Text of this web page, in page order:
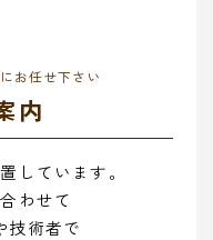
お任せ下さい
内
しています。
わせて
技術者で